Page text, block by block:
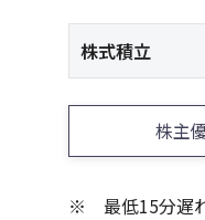
株式積立
株主
最低15分遅